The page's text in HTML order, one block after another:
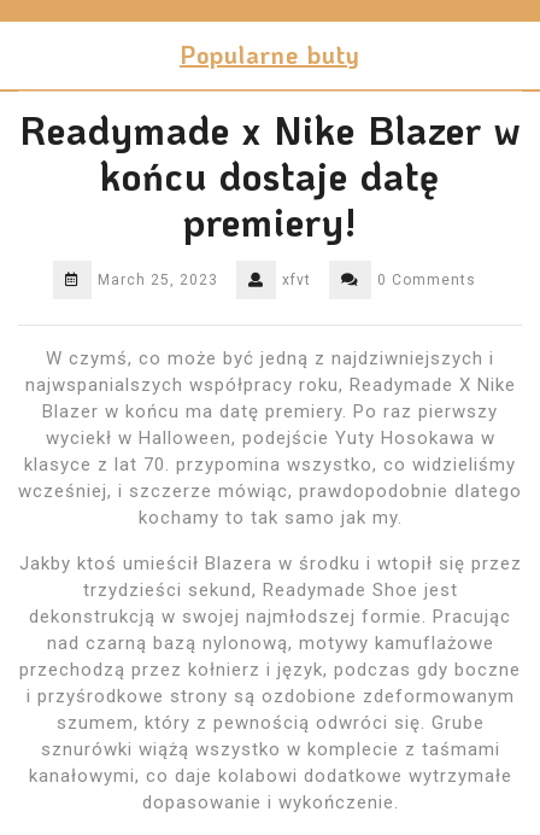
Popularne buty
Readymade x Nike Blazer w
końcu dostaje datę
premiery!
March 25, 2023 xfvt 0 Comments
W czymś, co może być jedną z najdziwniejszych i
najwspanialszych współpracy roku, Readymade X Nike
Blazer w końcu ma datę premiery. Po raz pierwszy
wyciekł w Halloween, podejście Yuty Hosokawa w
klasyce z lat 70. przypomina wszystko, co widzieliśmy
wcześniej, i szczerze mówiąc, prawdopodobnie dlatego
kochamy to tak samo jak my.
Jakby ktoś umieścił Blazera w środku i wtopił się przez
trzydzieści sekund, Readymade Shoe jest
dekonstrukcją w swojej najmłodszej formie. Pracując
nad czarną bazą nylonową, motywy kamuflażowe
przechodzą przez kołnierz i język, podczas gdy boczne
i przyśrodkowe strony są ozdobione zdeformowanym
szumem, który z pewnością odwróci się. Grube
sznurówki wiążą wszystko w komplecie z taśmami
kanałowymi, co daje kolabowi dodatkowe wytrzymałe
dopasowanie i wykończenie.